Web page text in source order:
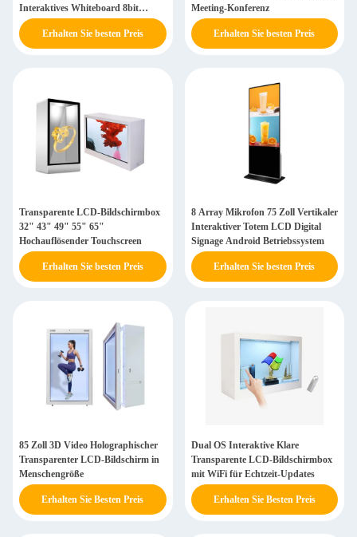
Interaktives Whiteboard 8bit
16.7M
Erhalten Sie besten Preis
Meeting-Konferenz
Erhalten Sie besten Preis
Transparente LCD-Bildschirmbox
32" 43" 49" 55" 65"
Hochauflösender Touchscreen
Erhalten Sie besten Preis
8 Array Mikrofon 75 Zoll Vertikaler
Interaktiver Totem LCD Digital
Signage Android Betriebssystem
Erhalten Sie besten Preis
85 Zoll 3D Video Holographischer
Transparenter LCD-Bildschirm in
Menschengröße
Erhalten Sie Besten Preis
Dual OS Interaktive Klare
Transparente LCD-Bildschirmbox
mit WiFi für Echtzeit-Updates
Erhalten Sie Besten Preis